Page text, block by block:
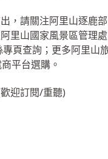
，請關注阿里山逐鹿
里山國家風景區管理
頁查詢；更多阿里山
平台選購。
迎訂閱/重聽)